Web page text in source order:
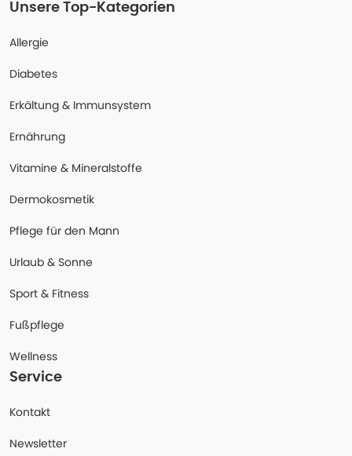
Unsere Top-Kategorien
Allergie
Diabetes
Erkältung & Immunsystem
Ernährung
Vitamine & Mineralstoffe
Dermokosmetik
Pflege für den Mann
Urlaub & Sonne
Sport & Fitness
Fußpflege
Wellness
Service
Kontakt
Newsletter